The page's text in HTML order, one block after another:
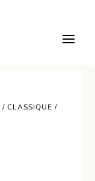
/CLASSIQUE /